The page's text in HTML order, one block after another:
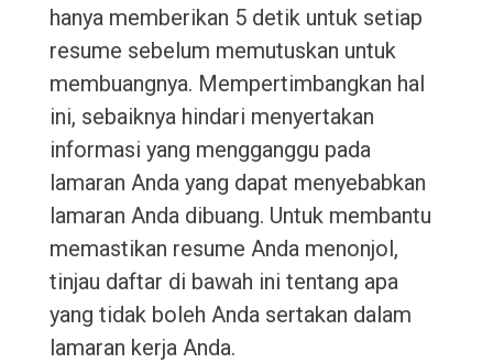
hanya memberikan 5 detik untuk setiap
resume sebelum memutuskan untuk
membuangnya. Mempertimbangkan hal
ini, sebaiknya hindari menyertakan
informasi yang mengganggu pada
lamaran Anda yang dapat menyebabkan
lamaran Anda dibuang. Untuk membantu
memastikan resume Anda menonjol,
tinjau daftar di bawah ini tentang apa
yang tidak boleh Anda sertakan dalam
lamaran kerja Anda.